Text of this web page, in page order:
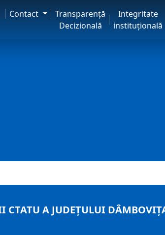
Contact
Transparență
Decizională
Integritate
instituțională
CTATU A JUDEȚULUI